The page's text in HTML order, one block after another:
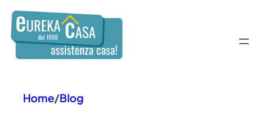
Vai
al
contenuto
Home/Blog